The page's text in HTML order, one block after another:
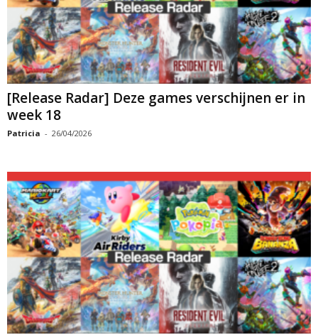
[Release Radar] Deze games verschijnen er in
week 18
Patricia - 26/04/2026